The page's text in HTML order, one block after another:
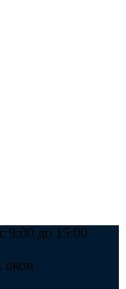
9:00 до 15:00
окон